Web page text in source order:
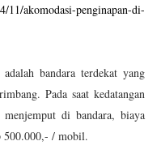
11/akomodasi-penginapan-di-
bandara terdekat yang
Pada saat kedatangan
di bandara, biaya
500.000,- / mobil.